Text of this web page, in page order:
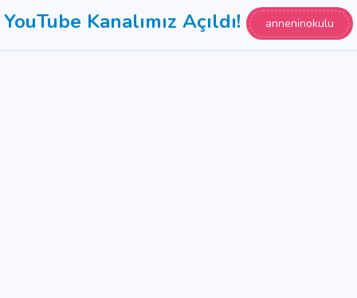
YouTube Kanalımız Açıldı! anneninokulu